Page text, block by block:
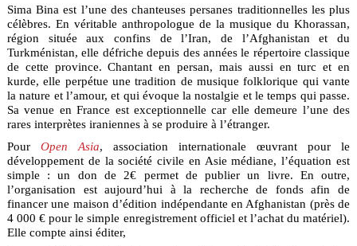
Sima Bina est l’une des chanteuses persanes traditionnelles les plus
célèbres. En véritable anthropologue de la musique du Khorassan,
région située aux confins de l’Iran, de l’Afghanistan et du
Turkménistan, elle défriche depuis des années le répertoire classique
de cette province. Chantant en persan, mais aussi en turc et en
kurde, elle perpétue une tradition de musique folklorique qui vante
la nature et l’amour, et qui évoque la nostalgie et le temps qui passe.
Sa venue en France est exceptionnelle car elle demeure l’une des
rares interprètes iraniennes à se produire à l’étranger.
Pour Open Asia, association internationale œuvrant pour le
développement de la société civile en Asie médiane, l’équation est
simple : un don de 2€ permet de publier un livre. En outre,
l’organisation est aujourd’hui à la recherche de fonds afin de
financer une maison d’édition indépendante en Afghanistan (près de
4 000 € pour le simple enregistrement officiel et l’achat du matériel).
Elle compte ainsi éditer,